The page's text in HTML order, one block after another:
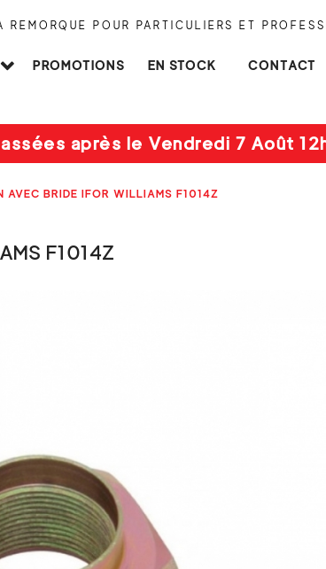
POUR PARTICULIERS ET
PROMOTIONS EN STOCK CONTACT
après le Vendredi 7 Août
AVEC BRIDE IFOR WILLIAMS F1014Z
F1014Z